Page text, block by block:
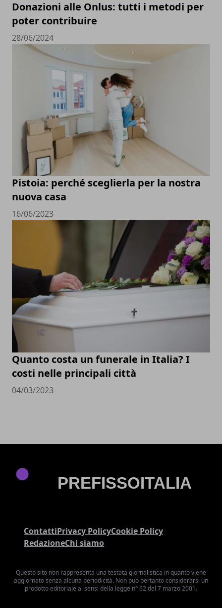
Donazioni alle Onlus: tutti i metodi per
poter contribuire
28/06/2024
Pistoia: perché sceglierla per la nostra
nuova casa
16/06/2023
Quanto costa un funerale in Italia? I
costi nelle principali città
04/03/2023
ContattiPrivacy PolicyCookie Policy
RedazioneChi siamo
Questo sito non rappresenta una testata giornalistica in quanto viene
aggiornato senza alcuna periodicità. Non può pertanto considerarsi un
prodotto editoriale ai sensi della legge n° 62 del 7 marzo 2001.